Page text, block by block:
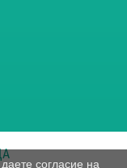
согласие на